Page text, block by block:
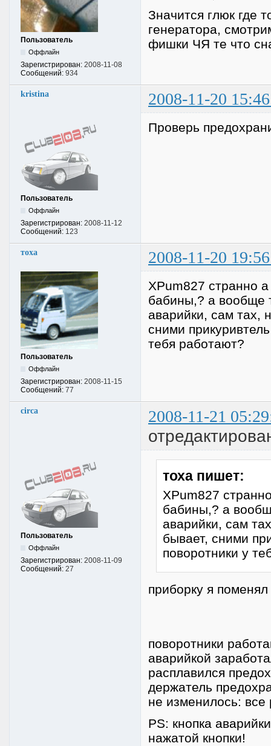
Пользователь
Оффлайн
Зарегистрирован: 2008-11-08
Сообщений: 934
Значится глюк где
генератора,
фишки ЧЯ те что
kristina 2008-11-20
Пользователь
Оффлайн
Зарегистрирован: 2008-11-12
Сообщений: 123
Проверь
тоха 2008-11-20
Пользователь
Оффлайн
Зарегистрирован: 2008-11-15
Сообщений: 77
XPum827 странно
бабины,? а вообще
аварийки, сам тах,
сними
тебя работают?
circa 2008-11-21
Пользователь
Оффлайн
Зарегистрирован: 2008-11-09
Сообщений: 27
тоха пишет:
XPum827
бабины,? а
аварийки, сам
бывает, сними
поворотники у
приборку я
поворотники
аварийкой
расплавился
держатель
не изменилось: все
PS: кнопка
нажатой кнопки!